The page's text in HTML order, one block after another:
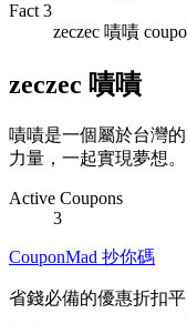
Fact 3
zeczec 嘖嘖
zeczec 嘖嘖
嘖嘖是一個屬於台灣
力量，一起實現夢想。
Active Coupons
3
CouponMad 抄你碼
省錢必備的優惠折扣